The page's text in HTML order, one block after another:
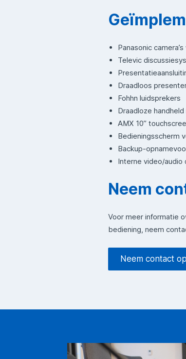
Panasonic
Televic
Draadloos
Fohhn luidsprekers
Draadloze
AMX 10”
Bedieningsscherm
Backup-
Interne video/audio
Neem
Voor meer informatie
bediening, neem
Neem contact op